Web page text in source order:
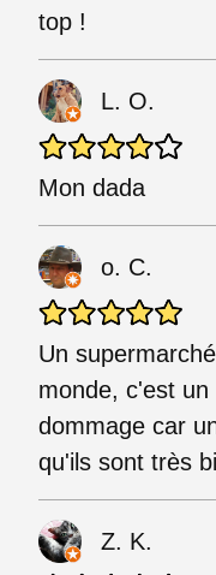
top !
L. O.
Mon dada
o. C.
Un
monde, c'est
dommage car
qu'ils sont très
Z. K.